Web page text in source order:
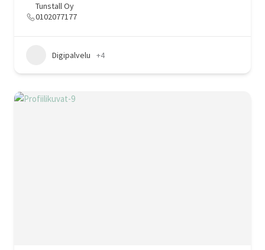
Tunstall Oy
0102077177
Digipalvelu +4